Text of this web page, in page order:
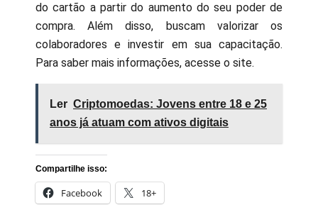
do cartão a partir do aumento do seu poder de
compra. Além disso, buscam valorizar os
colaboradores e investir em sua capacitação.
Para saber mais informações, acesse o site.
Ler Criptomoedas: Jovens entre 18 e 25
anos já atuam com ativos digitais
Compartilhe isso:
Facebook 18+